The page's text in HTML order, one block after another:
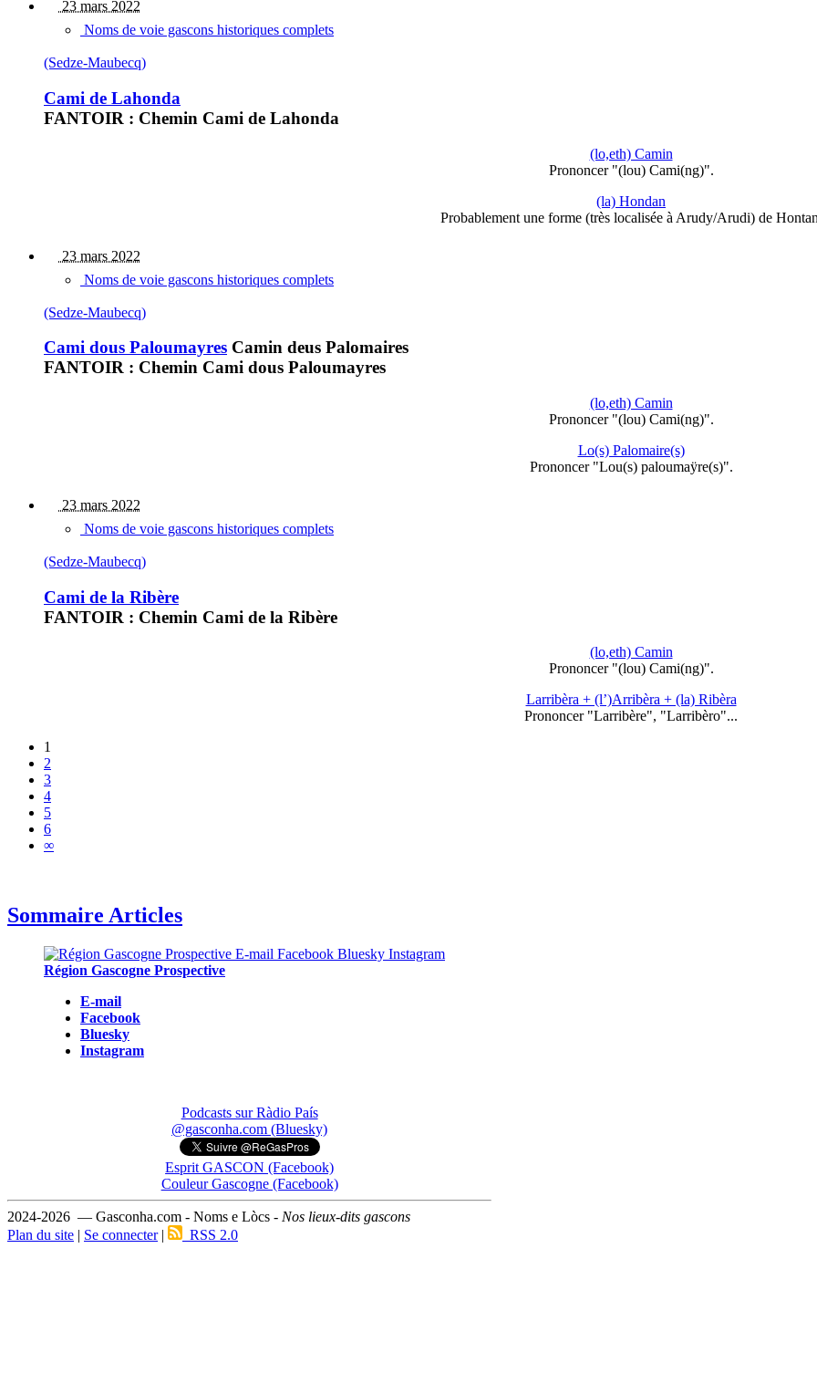
23 mars 2022
Noms de voie gascons historiques complets
(Sedze-Maubecq)
Cami de Lahonda
FANTOIR : Chemin Cami de Lahonda
(lo,eth) Camin
Prononcer "(lou) Cami(ng)".
(la) Hondan
Probablement une forme (très localisée à Arudy/Arudi) de
23 mars 2022
Noms de voie gascons historiques complets
(Sedze-Maubecq)
Cami dous Paloumayres Camin deus Palomaires
FANTOIR : Chemin Cami dous Paloumayres
(lo,eth) Camin
Prononcer "(lou) Cami(ng)".
Lo(s) Palomaire(s)
Prononcer "Lou(s) paloumaÿre(s)".
23 mars 2022
Noms de voie gascons historiques complets
(Sedze-Maubecq)
Cami de la Ribère
FANTOIR : Chemin Cami de la Ribère
(lo,eth) Camin
Prononcer "(lou) Cami(ng)".
Larribèra + (l’)Arribèra + (la) Ribèra
Prononcer "Larribère", "Larribèro"...
1
2
3
4
5
6
∞
Sommaire Articles
Région Gascogne Prospective
E-mail
Facebook
Bluesky
Instagram
Podcasts sur Ràdio País
@gasconha.com (Bluesky)
Esprit GASCON (Facebook)
Couleur Gascogne (Facebook)
2024-2026 — Gasconha.com - Noms e Lòcs - Nos lieux-dits gascons
Plan du site | Se connecter| RSS 2.0